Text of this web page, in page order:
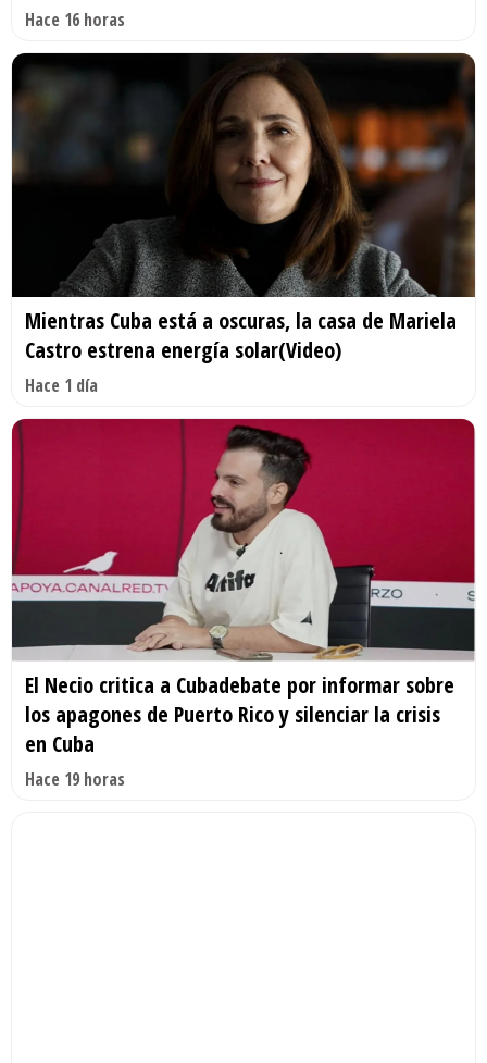
Hace 16 horas
Mientras Cuba está a oscuras, la casa de Mariela
Castro estrena energía solar(Video)
Hace 1 día
El Necio critica a Cubadebate por informar sobre
los apagones de Puerto Rico y silenciar la crisis
en Cuba
Hace 19 horas